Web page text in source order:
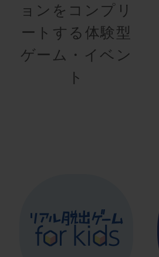
ョンをコンプリ
ートする体験型
ゲーム・イベン
ト